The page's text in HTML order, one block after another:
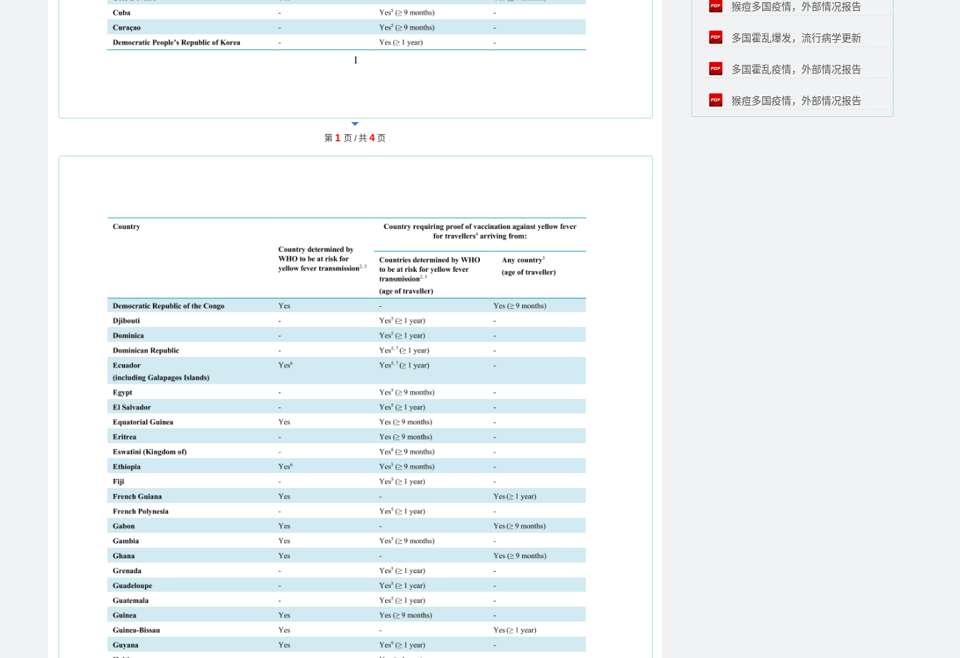
第 1 页 / 共 4 页
（2026-02-25）
猴痘多国疫情，外部情况报告
#63（2026-02-24）
多国霍乱爆发，流行病学更新
#34（2026-02-21）
多国霍乱疫情，外部情况报告
#33（2026-01-27）
猴痘多国疫情，外部情况报告